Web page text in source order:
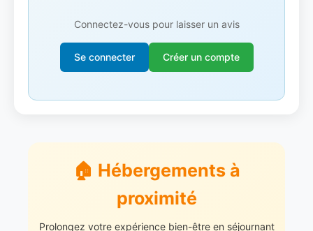
Connectez-vous pour laisser un avis
Se connecter Créer un compte
🏠 Hébergements à
proximité
Prolongez votre expérience bien-être en séjournant